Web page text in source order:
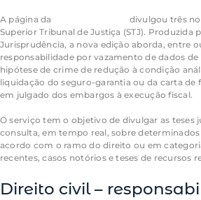
​A página da
divulgou três
Superior Tribunal de Justiça (STJ). Produzida
Jurisprudência, a nova edição aborda, entre
responsabilidade por vazamento de dados
hipótese de crime de redução à condição
liquidação do seguro-garantia ou da carta de
em julgado dos embargos à execução fiscal.
O serviço tem o objetivo de divulgar as teses
consulta, em tempo real, sobre
acordo com o ramo do direito ou em
recentes, casos notórios e teses de recursos
Direito civil –